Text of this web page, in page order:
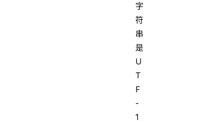
字
符
串
是
U
T
F
-
1